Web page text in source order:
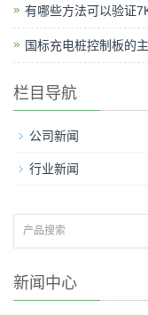
有哪些方法可以验证
国标充电桩控制板的
栏目导航
公司新闻
行业新闻
新闻中心